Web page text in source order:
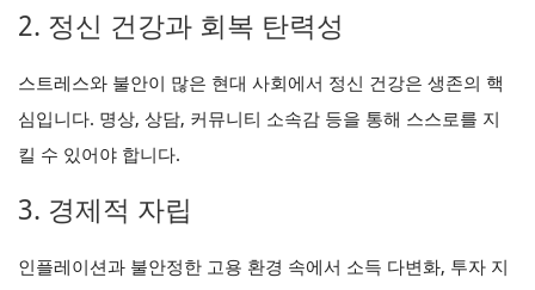
2. 정신 건강과 회복 탄력성
스트레스와 불안이 많은 현대 사회에서 정신 건강은 생존의 핵
심입니다. 명상, 상담, 커뮤니티 소속감 등을 통해 스스로를 지
킬 수 있어야 합니다.
3. 경제적 자립
인플레이션과 불안정한 고용 환경 속에서 소득 다변화, 투자 지